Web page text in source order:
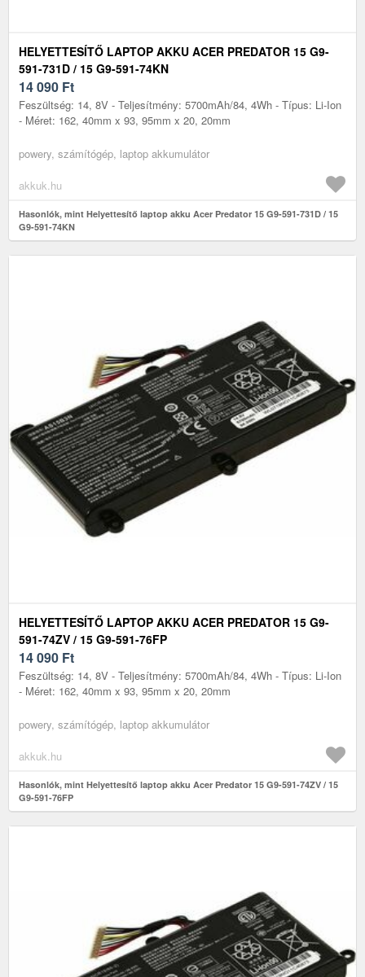
HELYETTESÍTŐ LAPTOP AKKU ACER PREDATOR 15 G9-
591-731D / 15 G9-591-74KN
14 090 Ft
Feszültség: 14, 8V - Teljesítmény: 5700mAh/84, 4Wh - Típus: Li-Ion
- Méret: 162, 40mm x 93, 95mm x 20, 20mm
powery, számítógép, laptop akkumulátor
akkuk.hu
Hasonlók, mint Helyettesítő laptop akku Acer Predator 15 G9-591-731D / 15
G9-591-74KN
HELYETTESÍTŐ LAPTOP AKKU ACER PREDATOR 15 G9-
591-74ZV / 15 G9-591-76FP
14 090 Ft
Feszültség: 14, 8V - Teljesítmény: 5700mAh/84, 4Wh - Típus: Li-Ion
- Méret: 162, 40mm x 93, 95mm x 20, 20mm
powery, számítógép, laptop akkumulátor
akkuk.hu
Hasonlók, mint Helyettesítő laptop akku Acer Predator 15 G9-591-74ZV / 15
G9-591-76FP